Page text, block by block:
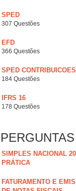
SPED
307 Questões
EFD
366 Questões
SPED CONTRIBUICOES
184 Questões
IFRS 16
178 Questões
SIMPLES NACIONAL
PRÁTICA
FATURAMENTO E